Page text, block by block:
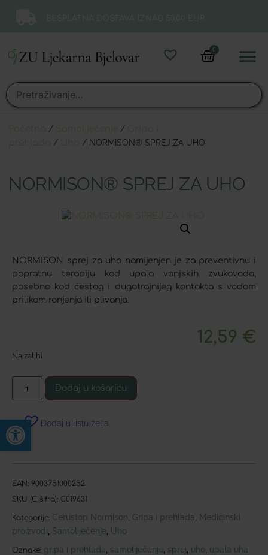
Open toolbar
0
/ /
/ / NORMISON® SPREJ ZA UHO
NORMISON® SPREJ ZA UHO
NORMISON sprej za uho namijenjen je za preventivnu i
popratnu terapiju kod upala vanjskih zvukovoda,
posebno kod čestog i dugotrajnijeg kontakta s vodom
prilikom ronjenja ili plivanja.
12,59 €
Na zalihi
Dodaj u košaricu
Dodaj u listu želja
EAN: 9003751000252
SKU (C šifra): C019631
Kategorije: Cerustop Normison Gripa i prehlada Medicinski
proizvodi Samoliječenje Uho
Oznake: gripa i prehlada samoliječenje sprej uho upala uha